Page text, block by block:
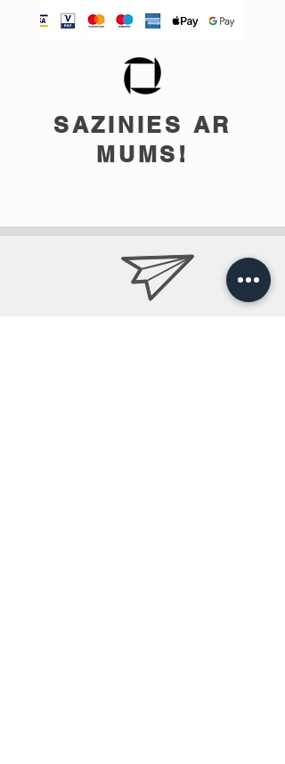
SAZINIES AR
MUMS!